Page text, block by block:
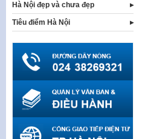
Hà Nội đẹp và chưa đẹp
Tiêu điểm Hà Nội